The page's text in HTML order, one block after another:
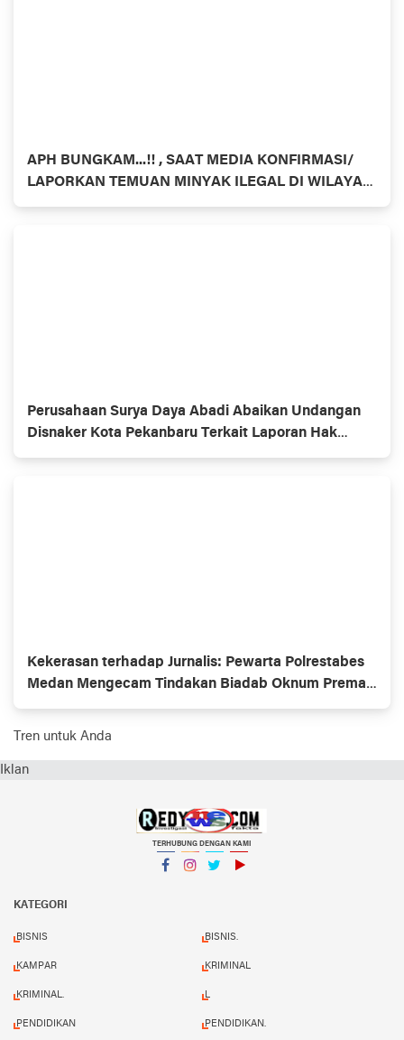
APH BUNGKAM...!! , SAAT MEDIA KONFIRMASI/
LAPORKAN TEMUAN MINYAK ILEGAL DI WILAYAH
HUKUM INHU- RIAU BEROPERASI SETIAP HARI
Perusahaan Surya Daya Abadi Abaikan Undangan
Disnaker Kota Pekanbaru Terkait Laporan Hak
Buruh
Kekerasan terhadap Jurnalis: Pewarta Polrestabes
Medan Mengecam Tindakan Biadab Oknum Preman
Berkedok OKP
Tren untuk Anda
Iklan
TERHUBUNG DENGAN KAMI
KATEGORI
BISNIS BISNIS.
KAMPAR KRIMINAL
KRIMINAL. L
PENDIDIKAN PENDIDIKAN.